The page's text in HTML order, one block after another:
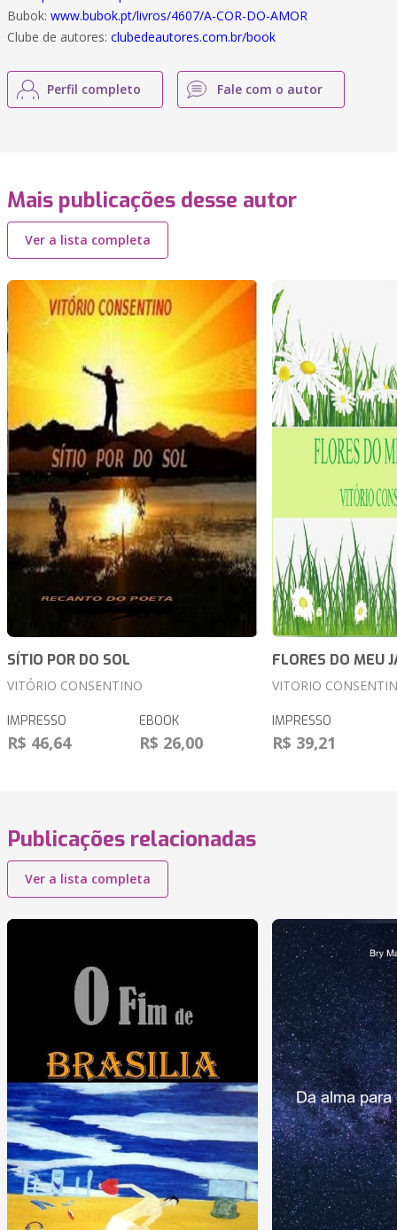
Bubok: www.bubok.pt/livros/4607/A-COR-DO-AMOR
Clube de autores: clubedeautores.com.br/book
Perfil completo Fale com o autor
Mais publicações desse autor
Ver a lista completa
SÍTIO POR DO SOL
VITÓRIO CONSENTINO
IMPRESSO
R$ 46,64
EBOOK
R$ 26,00
FLORES DO MEU
VITORIO
IMPRESSO
R$ 39,21
Publicações relacionadas
Ver a lista completa